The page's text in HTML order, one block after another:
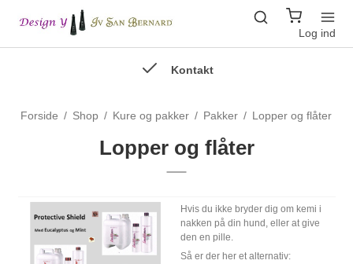
Log ind
Kontakt
Forside / Shop / Kure og pakker / Pakker / Lopper og flåter
Lopper og flåter
Hvis du ikke bryder dig om kemi i
nakken på din hund, eller at give
den en pille.
Så er der her et alternativ: